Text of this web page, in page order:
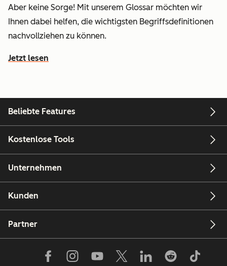
Aber keine Sorge! Mit unserem Glossar möchten wir
Ihnen dabei helfen, die wichtigsten Begriffsdefinitionen
nachvollziehen zu können.
Jetzt lesen
Beliebte Features
Kostenlose Tools
Unternehmen
Kunden
Partner